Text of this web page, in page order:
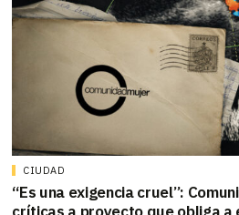
CIUDAD
“Es una exigencia cruel”: